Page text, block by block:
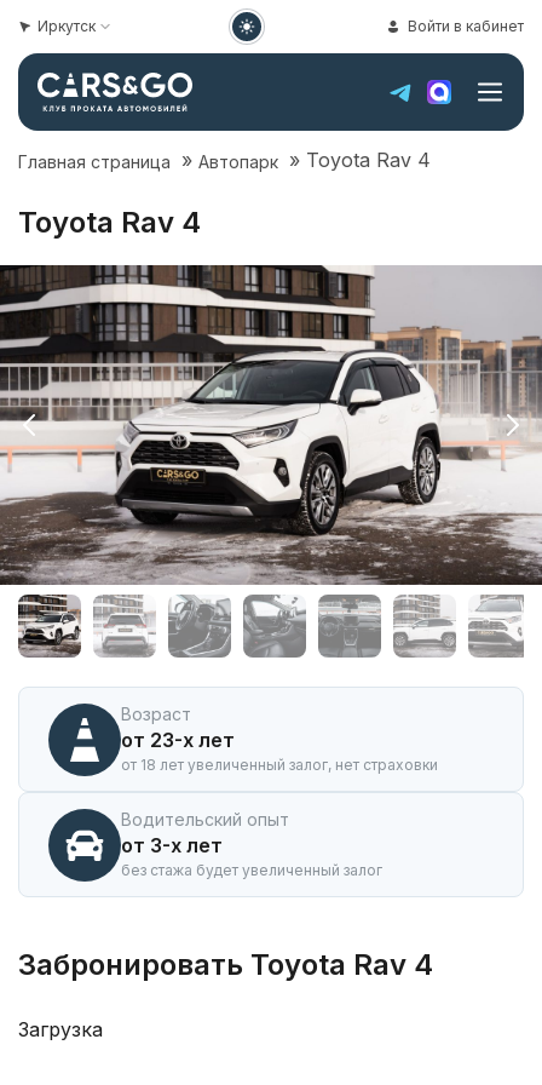
Иркутск Войти в кабинет
Главная страница » Автопарк » Toyota Rav 4
Toyota Rav 4
Аренда
автомобиля
Toyota
Rav
Иркутске
Возраст
от 23-х лет
от 18 лет увеличенный залог, нет страховки
Водительский опыт
от 3-х лет
без стажа будет увеличенный залог
Забронировать Toyota Rav 4
Загрузка